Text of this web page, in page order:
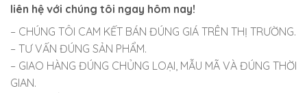
liên hệ với chúng tôi ngay hôm nay!
– CHÚNG TÔI CAM KẾT BÁN ĐÚNG GIÁ TRÊN THỊ TRƯỜNG.
– TƯ VẤN ĐÚNG SẢN PHẨM.
– GIAO HÀNG ĐÚNG CHỦNG LOẠI, MẪU MÃ VÀ ĐÚNG THỜI
GIAN.